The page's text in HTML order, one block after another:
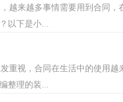
来越多事情需要用到合同，
以下是小...
视，合同在生活中的使用越
整理的装...